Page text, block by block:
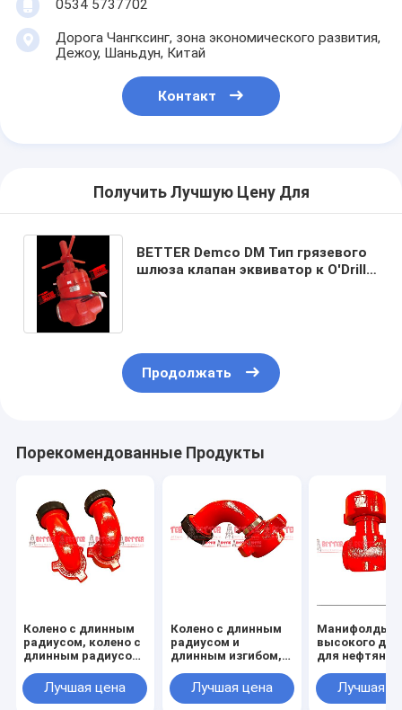
0534 5737702
Дорога Чангксинг, зона экономического развития,
Дежоу, Шаньдун, Китай
Контакт
Получить Лучшую Цену Для
BETTER Demco DM Тип грязевого
шлюза клапан эквиватор к O'Drill
Продолжать
Порекомендованные Продукты
Колено с длинным
радиусом, колено с
длинным радиусом,
цельное колено 90
градусов, Рис. 1502
Лучшая цена
Колено с длинным
радиусом и
длинным изгибом,
фитинги
Лучшая цена
Манифолды
высокого
для
234 дюйма,
Лучшая